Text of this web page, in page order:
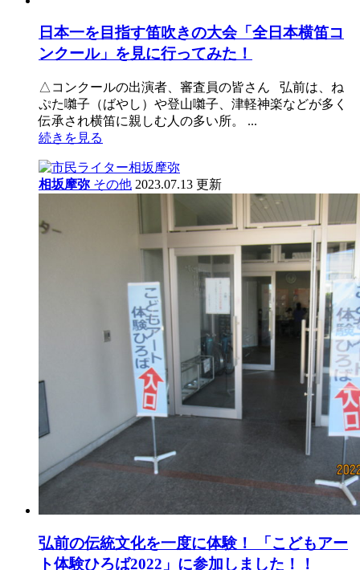
日本一を目指す笛吹きの大会「全日本横笛コ
ンクール」を見に行ってみた！
△コンクールの出演者、審査員の皆さん 弘前は、ね
ぷた囃子（ばやし）や登山囃子、津軽神楽などが多く
伝承され横笛に親しむ人の多い所。 ...
続きを見る
相坂摩弥 その他 2023.07.13 更新
弘前の伝統文化を一度に体験！ 「こどもアー
ト体験ひろば2022」に参加しました！！